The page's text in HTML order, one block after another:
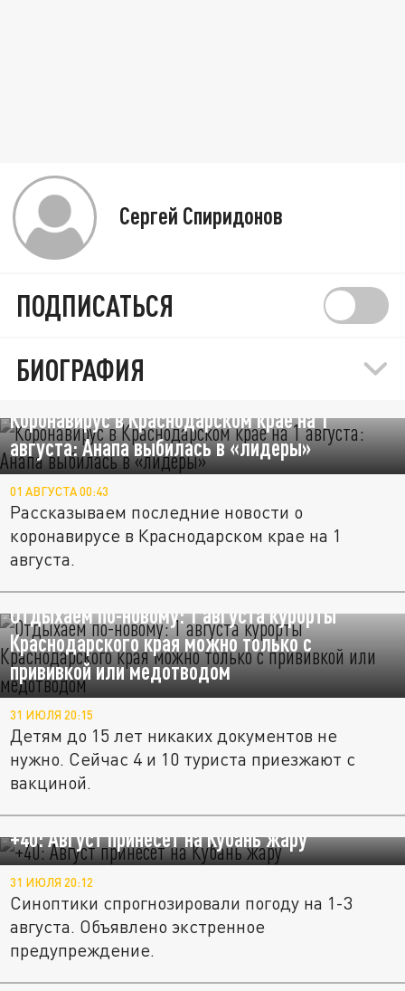
Сергей Спиридонов
ПОДПИСАТЬСЯ
БИОГРАФИЯ
Коронавирус в Краснодарском крае на 1
августа: Анапа выбилась в «лидеры»
01 АВГУСТА 00:43
Рассказываем последние новости о
коронавирусе в Краснодарском крае на 1
августа.
Отдыхаем по-новому: 1 августа курорты
Краснодарского края можно только с
прививкой или медотводом
31 ИЮЛЯ 20:15
Детям до 15 лет никаких документов не
нужно. Сейчас 4 и 10 туриста приезжают с
вакциной.
+40: Август принесет на Кубань жару
31 ИЮЛЯ 20:12
Синоптики спрогнозировали погоду на 1-3
августа. Объявлено экстренное
предупреждение.